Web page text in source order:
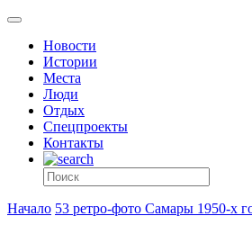
Новости
Истории
Места
Люди
Отдых
Спецпроекты
Контакты
Начало 53 ретро-фото Самары 1950-х